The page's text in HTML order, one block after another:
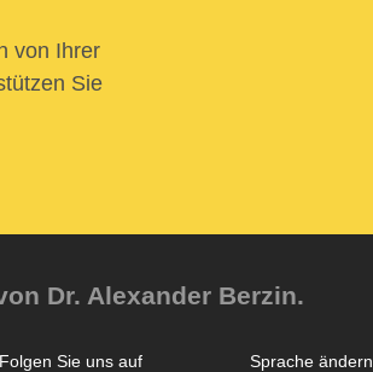
von Ihrer
Sie
Dr. Alexander Berzin.
Sprache ändern
Folgen Sie uns auf